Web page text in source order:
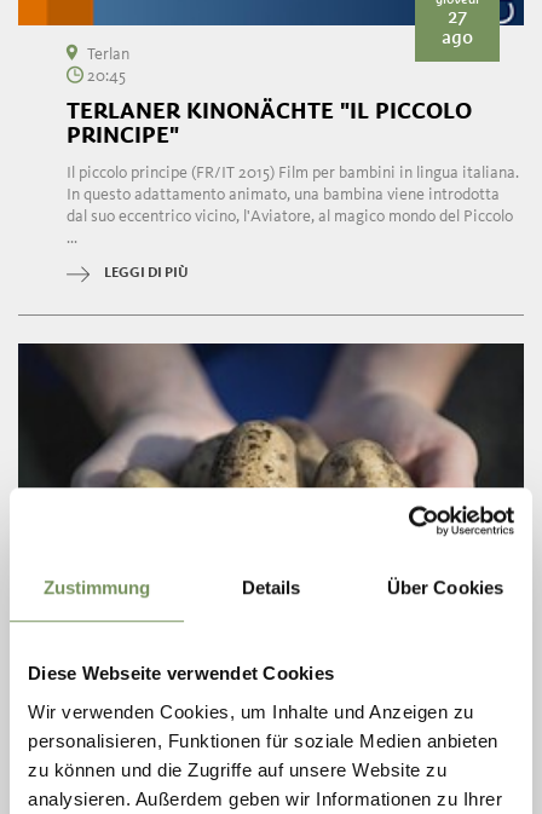
Zustimmung Details Über Cookies
Diese Webseite verwendet Cookies
Wir verwenden Cookies, um Inhalte und Anzeigen zu
personalisieren, Funktionen für soziale Medien anbieten
zu können und die Zugriffe auf unsere Website zu
analysieren. Außerdem geben wir Informationen zu Ihrer
27
ago
Terlan
20:45
TERLANER KINONÄCHTE "IL PICCOLO
PRINCIPE"
Il piccolo principe (FR/IT 2015) Film per bambini in lingua italiana.
In questo adattamento animato, una bambina viene introdotta
dal suo eccentrico vicino, l'Aviatore, al magico mondo del Piccolo
...
LEGGI DI PIÙ
28
ago
Nalles
07:00
+ altre date